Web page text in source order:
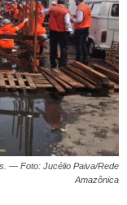
— Foto: Jucélio Paiva/Rede
Amazônica